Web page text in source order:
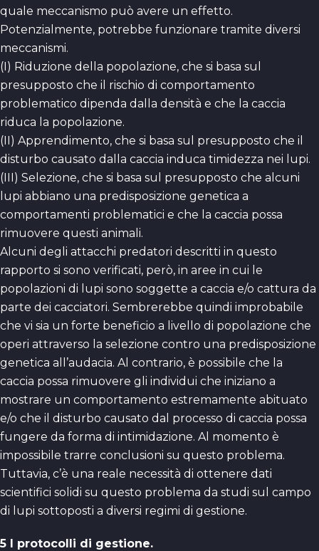
quale meccanismo può avere un effetto.
Potenzialmente, potrebbe funzionare tramite diversi
meccanismi.
(I) Riduzione della popolazione, che si basa sul
presupposto che il rischio di comportamento
problematico dipenda dalla densità e che la caccia
riduca la popolazione.
(II) Apprendimento, che si basa sul presupposto che il
disturbo causato dalla caccia induca timidezza nei lupi.
(III) Selezione, che si basa sul presupposto che alcuni
lupi abbiano una predisposizione genetica a
comportamenti problematici e che la caccia possa
rimuovere questi animali.
Alcuni degli attacchi predatori descritti in questo
rapporto si sono verificati, però, in aree in cui le
popolazioni di lupi sono soggette a caccia e/o cattura da
parte dei cacciatori. Sembrerebbe quindi improbabile
che vi sia un forte beneficio a livello di popolazione che
operi attraverso la selezione contro una predisposizione
genetica all’audacia. Al contrario, è possibile che la
caccia possa rimuovere gli individui che iniziano a
mostrare un comportamento estremamente abituato
e/o che il disturbo causato dal processo di caccia possa
fungere da forma di intimidazione. Al momento è
impossibile trarre conclusioni su questo problema.
Tuttavia, c’è una reale necessità di ottenere dati
scientifici solidi su questo problema da studi sul campo
di lupi sottoposti a diversi regimi di gestione.
5 I protocolli di gestione.